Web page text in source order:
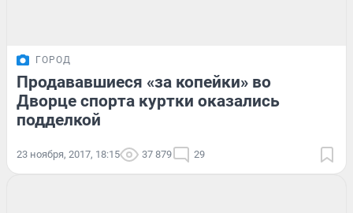
ГОРОД
Продававшиеся «за копейки» во
Дворце спорта куртки оказались
подделкой
23 ноября, 2017, 18:15 37 879 29